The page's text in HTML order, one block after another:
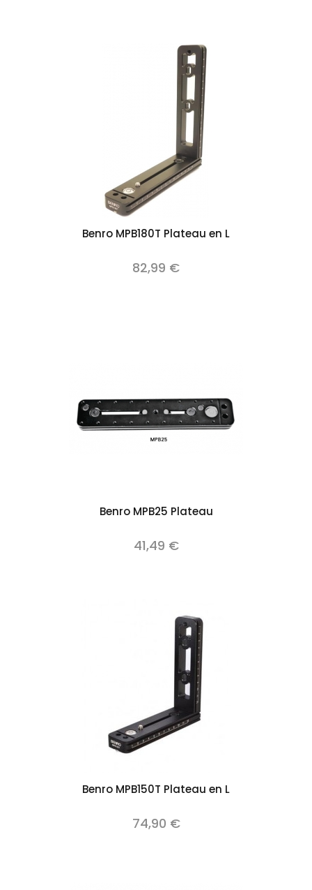
Benro MPB180T Plateau en L
82,99 €
Benro MPB25 Plateau
41,49 €
Benro MPB150T Plateau en L
74,90 €